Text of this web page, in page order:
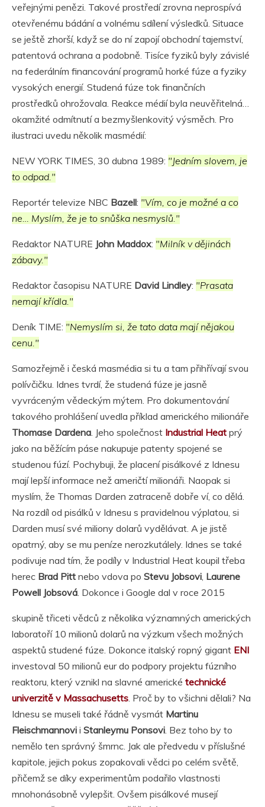
veřejnými penězi. Takové prostředí zrovna neprospívá
otevřenému bádání a volnému sdílení výsledků. Situace
se ještě zhorší, když se do ní zapojí obchodní tajemství,
patentová ochrana a podobně. Tisíce fyziků byly závislé
na federálním financování programů horké fúze a fyziky
vysokých energií. Studená fúze tok finančních
prostředků ohrožovala. Reakce médií byla neuvěřitelná…
okamžité odmítnutí a bezmyšlenkovitý výsměch. Pro
ilustraci uvedu několik masmédií:
NEW YORK TIMES, 30 dubna 1989: "Jedním slovem, je
to odpad."
Reportér televize NBC Bazell: "Vím, co je možné a co
ne… Myslím, že je to snůška nesmyslů."
Redaktor NATURE John Maddox: "Milník v dějinách
zábavy."
Redaktor časopisu NATURE David Lindley: "Prasata
nemají křídla."
Deník TIME: "Nemyslím si, že tato data mají nějakou
cenu."
Samozřejmě i česká masmédia si tu a tam přihřívají svou
polívčičku. Idnes tvrdí, že studená fúze je jasně
vyvráceným vědeckým mýtem. Pro dokumentování
takového prohlášení uvedla příklad amerického milionáře
Thomase Dardena . Jeho společnost Industrial Heat prý
jako na běžícím páse nakupuje patenty spojené se
studenou fúzí. Pochybuji, že placení pisálkové z Idnesu
mají lepší informace než američtí milionáři. Naopak si
myslím, že Thomas Darden zatraceně dobře ví, co dělá.
Na rozdíl od pisálků v Idnesu s pravidelnou výplatou, si
Darden musí své miliony dolarů vydělávat. A je jistě
opatrný, aby se mu peníze nerozkutálely. Idnes se také
podivuje nad tím, že podíly v Industrial Heat koupil třeba
herec Brad Pitt nebo vdova po Stevu Jobsovi Laurene
Powell Jobsová . Dokonce i Google dal v roce 2015
skupině třiceti vědců z několika významných amerických
laboratoří 10 milionů dolarů na výzkum všech možných
aspektů studené fúze. Dokonce italský ropný gigant ENI
investoval 50 milionů eur do podpory projektu fúzního
reaktoru, který vznikl na slavné americké technické
univerzitě v Massachusetts . Proč by to všichni dělali? Na
Idnesu se museli také řádně vysmát Martinu
Fleischmannovi i Stanleymu Ponsovi . Bez toho by to
nemělo ten správný šmrnc. Jak ale předvedu v příslušné
kapitole, jejich pokus zopakovali vědci po celém světě,
přičemž se díky experimentům podařilo vlastnosti
mnohonásobně vylepšit. Ovšem pisálkové musejí